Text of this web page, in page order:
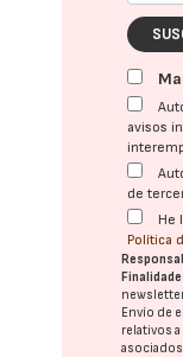
avisos
de
He
Política
Envío de
relativos